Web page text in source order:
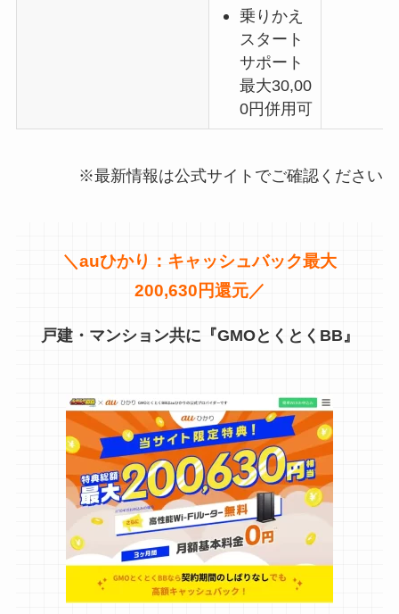
乗りかえ
スタート
サポート
最大30,00
0円併用可
※最新情報は公式サイトでご確認ください
＼auひかり：キャッシュバック最大
200,630円還元／
戸建・マンション共に『GMOとくとくBB』